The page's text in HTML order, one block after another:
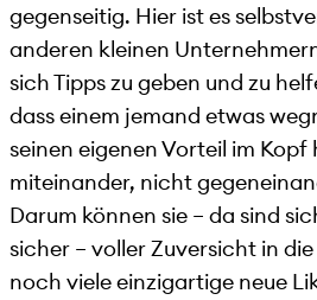
gegenseitig. Hier ist es
anderen kleinen
sich Tipps zu geben und zu
dass einem jemand etwas
seinen eigenen Vorteil im
miteinander, nicht
Darum können sie – da sind
sicher – voller Zuversicht in
noch viele einzigartige neue